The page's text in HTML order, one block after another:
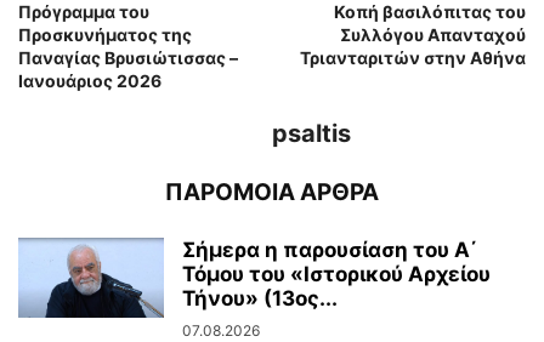
Πρόγραμμα του
Προσκυνήματος της
Παναγίας Βρυσιώτισσας –
Ιανουάριος 2026
Κοπή βασιλόπιτας του
Συλλόγου Απανταχού
Τριανταριτών στην Αθήνα
psaltis
ΠΑΡΟΜΟΙΑ ΑΡΘΡΑ
Σήμερα η παρουσίαση του Α΄
Τόμου του «Ιστορικού Αρχείου
Τήνου» (13ος...
07.08.2026